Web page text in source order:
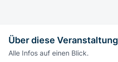
Über diese Veranstaltung
Alle Infos auf einen Blick.